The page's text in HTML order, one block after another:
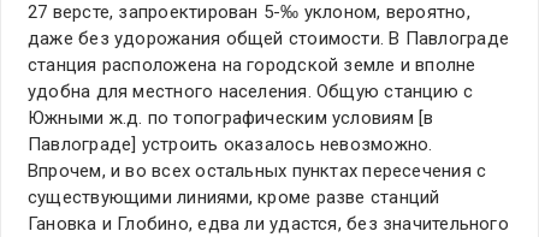
27 версте, запроектирован 5-‰ уклоном, вероятно,
даже без удорожания общей стоимости. В Павлограде
станция расположена на городской земле и вполне
удобна для местного населения. Общую станцию с
Южными ж.д. по топографическим условиям [в
Павлограде] устроить оказалось невозможно.
Впрочем, и во всех остальных пунктах пересечения с
существующими линиями, кроме разве станций
Гановка и Глобино, едва ли удастся, без значительного